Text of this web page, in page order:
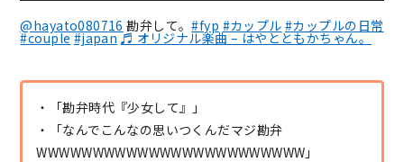
@hayato080716 勘弁して。#fyp #カップル #カップルの日常
#couple#japan♬ オリジナル楽曲 – はやとともかちゃん。
・「勘弁時代『少女して』」
・「なんでこんなの思いつくんだマジ勘弁
WWWWWWWWWWWWWWWWWWWWWWWW」